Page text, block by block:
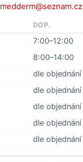
medderm@seznam.cz
DOP.
7:00–12:00
8:00–14:00
dle objednání
dle objednání
dle objednání
dle objednání
dle objednání